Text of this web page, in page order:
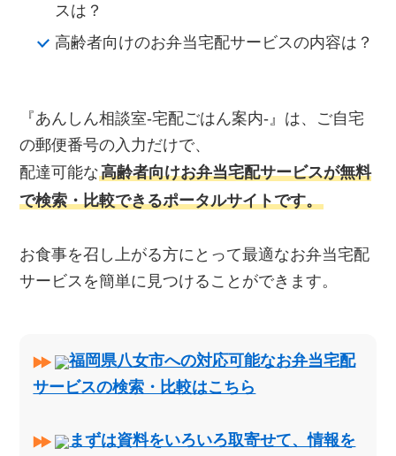
スは？
高齢者向けのお弁当宅配サービスの内容は？
『あんしん相談室‐宅配ごはん案内‐』は、ご自宅
の郵便番号の入力だけで、
配達可能な高齢者向けお弁当宅配サービスが無料
で検索・比較できるポータルサイトです。
お食事を召し上がる方にとって最適なお弁当宅配
サービスを簡単に見つけることができます。
福岡県八女市への対応可能なお弁当宅配
サービスの検索・比較はこちら
まずは資料をいろいろ取寄せて、情報を